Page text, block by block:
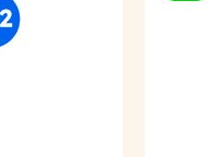
Add to wishlist